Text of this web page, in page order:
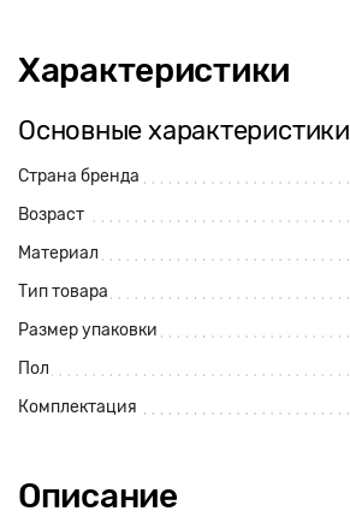
Характеристики
Основные характеристики
Страна бренда
Возраст
Материал
Тип товара
Размер упаковки
Пол
Комплектация
Описание